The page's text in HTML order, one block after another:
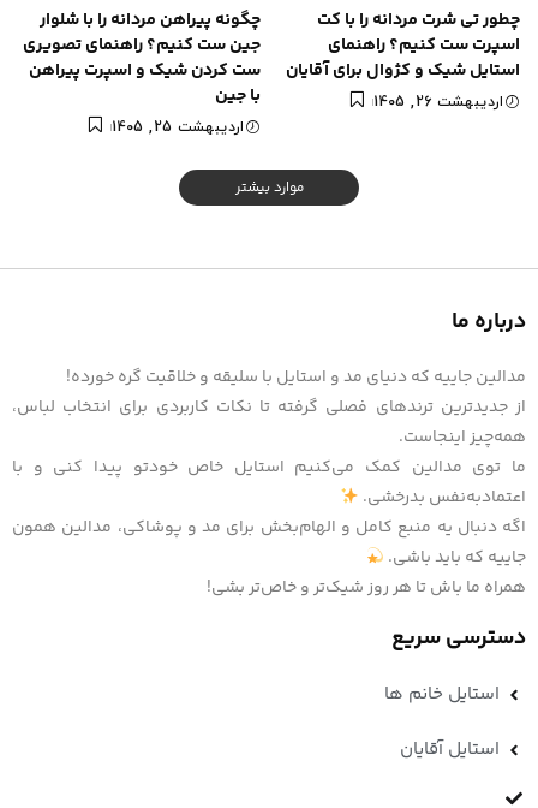
چطور تی شرت مردانه را با کت
اسپرت ست کنیم؟ راهنمای
استایل شیک و کژوال برای آقایان
اردیبهشت 26, 1405
چگونه پیراهن مردانه را با شلوار
جین ست کنیم؟ راهنمای تصویری
ست کردن شیک و اسپرت پیراهن
با جین
اردیبهشت 25, 1405
موارد بیشتر
درباره ما
مدالین جاییه که دنیای مد و استایل با سلیقه و خلاقیت گره خورده!
از جدیدترین ترندهای فصلی گرفته تا نکات کاربردی برای انتخاب لباس،
همه‌چیز اینجاست.
ما توی مدالین کمک می‌کنیم استایل خاص خودتو پیدا کنی و با
اعتمادبه‌نفس بدرخشی.
اگه دنبال یه منبع کامل و الهام‌بخش برای مد و پوشاکی، مدالین همون
جاییه که باید باشی.
همراه ما باش تا هر روز شیک‌تر و خاص‌تر بشی!
دسترسی سریع
استایل خانم ها
استایل آقایان